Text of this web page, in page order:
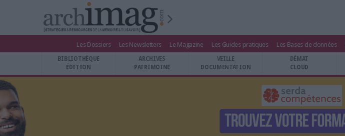
BIBLIOTHÈQUE ÉDITION
ARCHIVES PATRIMOINE
VEILLE DOCUMENTATION
UNIVERS DATA
TRAVAIL COLLABORATIF
VIE NUMÉRIQUE
Les Dossiers Les Newsletters Le Magazine Les Guides pratiques Les Bases de données
BIBLIOTHÈQUE
ÉDITION
ARCHIVES
PATRIMOINE
VEILLE
DOCUMENTATION
DÉMAT
CLOUD